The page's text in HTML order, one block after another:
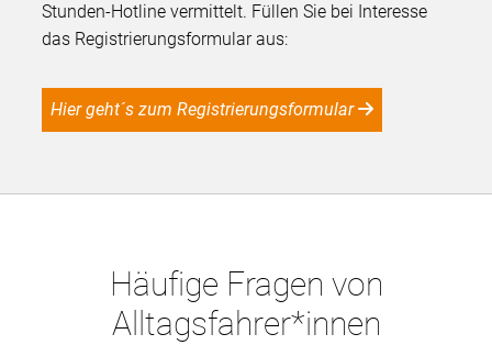
Stunden-Hotline vermittelt. Füllen Sie bei Interesse
das Registrierungsformular aus:
Hier geht´s zum Registrierungsformular
Häufige Fragen von
Alltagsfahrer*innen